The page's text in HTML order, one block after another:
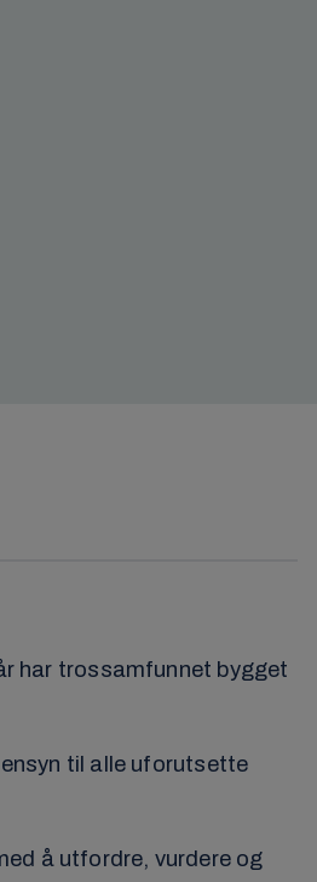
har trossamfunnet bygget
til alle uforutsette
å utfordre, vurdere og